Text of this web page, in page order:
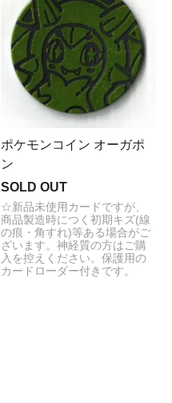
ポケモンコイン オーガポ
ン
SOLD OUT
☆新品未使用カードですが、
商品製造時につく初期キズ(線
の痕・角すれ)等ある場合がご
ざいます。神経質の方はご購
入を控えください。保護用の
カードローダー付きです。